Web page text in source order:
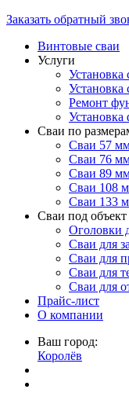
Заказать обратный
Винтовые сваи
Услуги
Установка
Установка
Ремонт
Установка
Сваи по
Сваи 57
Сваи 76
Сваи 89
Сваи 108
Сваи 133
Сваи под объект
Оголовки
Сваи для
Сваи для
Сваи для
Сваи для
Прайс-лист
О компании
Ваш город:
Королёв